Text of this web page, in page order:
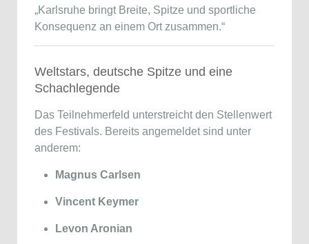
„Karlsruhe bringt Breite, Spitze und sportliche
Konsequenz an einem Ort zusammen.“
Weltstars, deutsche Spitze und eine
Schachlegende
Das Teilnehmerfeld unterstreicht den Stellenwert
des Festivals. Bereits angemeldet sind unter
anderem:
Magnus Carlsen
Vincent Keymer
Levon Aronian